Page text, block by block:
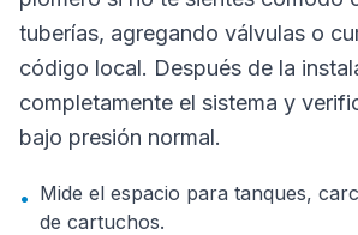
tuberías, agregando válvulas o
código local. Después de la
completamente el sistema y
bajo presión normal.
• Mide el espacio para tanques,
de cartuchos.